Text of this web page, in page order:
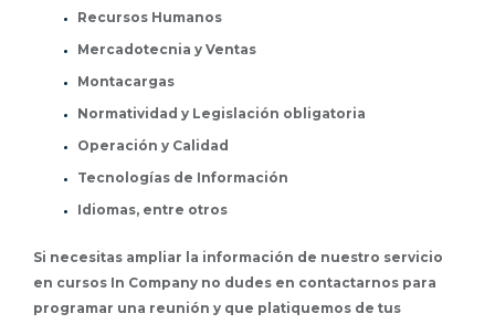
Recursos Humanos
Mercadotecnia y Ventas
Montacargas
Normatividad y Legislación obligatoria
Operación y Calidad
Tecnologías de Información
Idiomas, entre otros
Si necesitas ampliar la información de nuestro servicio
en cursos In Company no dudes en contactarnos para
programar una reunión y que platiquemos de tus